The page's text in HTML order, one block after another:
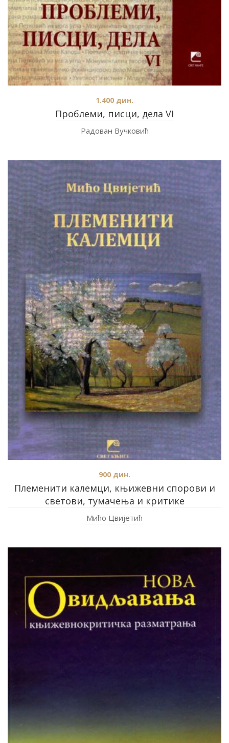
Проблеми, писци, дела VI
1.400 дин.
Радован Вучковић
Племенити калемци, књижевни спорови и
светови, тумачења и критике
900 дин.
Мићо Цвијетић